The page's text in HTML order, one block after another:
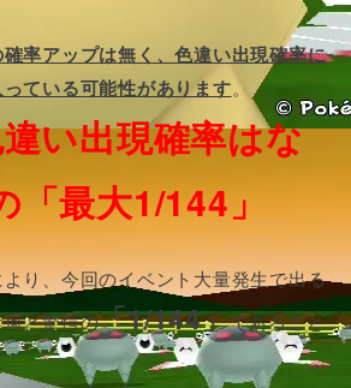
率アップは無く、色違い出現確率に
ている可能性があります。
い出現確率はな
最大1/144」
り、今回のイベント大量発生で出る
と驚愕の「1/144」であること